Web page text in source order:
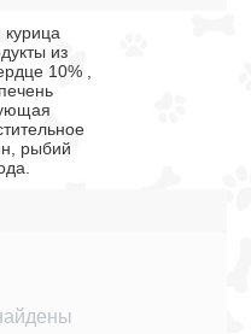
курица
из
10% ,
рыбий